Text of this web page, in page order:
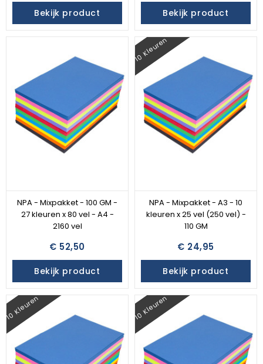
Bekijk product Bekijk product
NPA - Mixpakket - 100 GM -
27 kleuren x 80 vel - A4 -
2160 vel
€ 52,50
Bekijk product
10 Kleuren
NPA - Mixpakket - A3 - 10
kleuren x 25 vel (250 vel) -
110 GM
€ 24,95
Bekijk product
10 Kleuren 10 Kleuren